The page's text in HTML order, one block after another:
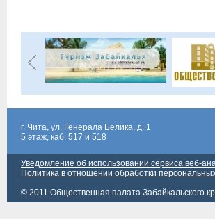
г. Чита, ул. Генерала Белика, д. 1
5 этаж, каб. 517 и 518
Уведомление об использовании сервиса веб-
Политика в отношении обработки
© 2011 Общественная палата Забайкальского